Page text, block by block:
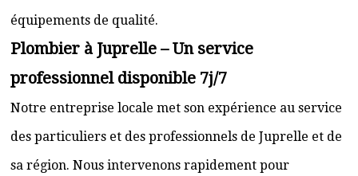
équipements de qualité.
Plombier à Juprelle – Un service
professionnel disponible 7j/7
Notre entreprise locale met son expérience au service
des particuliers et des professionnels de Juprelle et de
sa région. Nous intervenons rapidement pour